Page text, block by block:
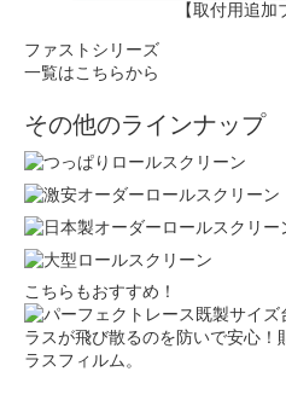
【取付用追加
ファストシリーズ
一覧はこちらから
その他のラインナップ
こちらもおすすめ！
ラスが飛び散るのを防いで安心
ラスフィルム。